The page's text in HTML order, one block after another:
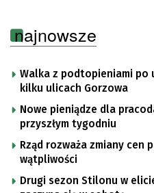
najnowsze
Walka z podtopieniami po
kilku ulicach Gorzowa
Nowe pieniądze dla
przyszłym tygodniu
Rząd rozważa zmiany cen
wątpliwości
Drugi sezon Stilonu w